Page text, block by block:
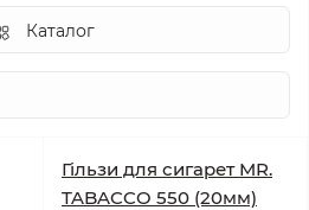
Каталог
Гільзи для сигарет MR.
TABACCO 550 (20мм)